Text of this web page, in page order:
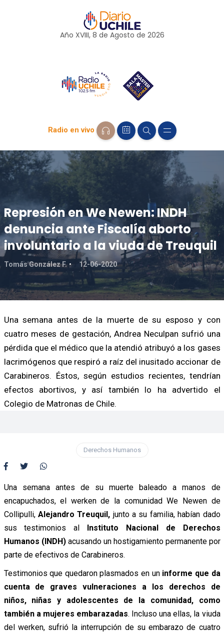
Año XVIII, 8 de Agosto de 2026
Radio en vivo
Represión en We Newen: INDH
denuncia ante Fiscalía aborto
involuntario a la viuda de Treuquil
Tomás González F. 12-06-2020
Una semana antes de la muerte de su esposo y con
cuatro meses de gestación, Andrea Neculpan sufrió una
pérdida que el médico que la atendió atribuyó a los gases
lacrimógenos que respiró a raíz del inusitado accionar de
Carabineros. Éstos, según estudios recientes, tendrían
efectos abortivos, y así también lo ha advertido el
Colegio de Matronas de Chile.
Derechos Humanos
Una semana antes de su muerte baleado a manos de
encapuchados, el werken de la comunidad We Newen de
Collipulli,Alejandro Treuquil, junto a su familia, habían dado
sus testimonios al Instituto Nacional de Derechos
Humanos (INDH)acusando un hostigamiento permanente por
parte de efectivos de Carabineros.
Testimonios que quedaron plasmados en un informe que da
cuenta de graves vulneraciones a los derechos de
niños, niñas y adolescentes de la comunidad, como
también a mujeres embarazadas. Incluso una ellas, la viuda
del werken, sufrió la interrupción de su embarazo de cuatro